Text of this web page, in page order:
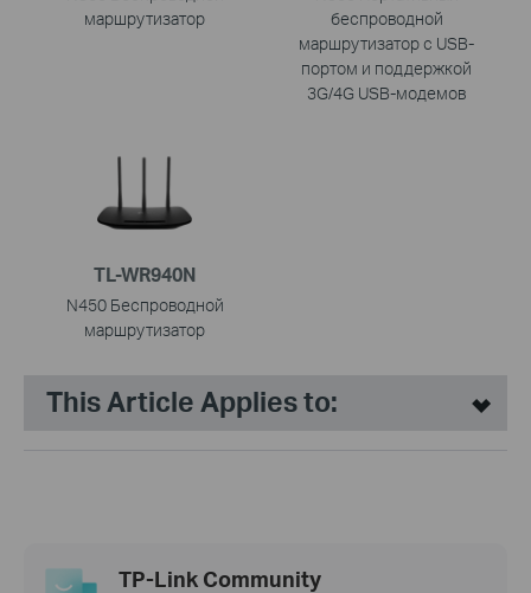
маршрутизатор
беспроводной
маршрутизатор с USB-
портом и поддержкой
3G/4G USB-модемов
TL-WR940N
N450 Беспроводной
маршрутизатор
This Article Applies to:
TP-Link Community